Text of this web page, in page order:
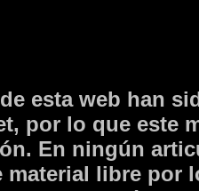
esta web han
por lo que este
En ningún
libre por